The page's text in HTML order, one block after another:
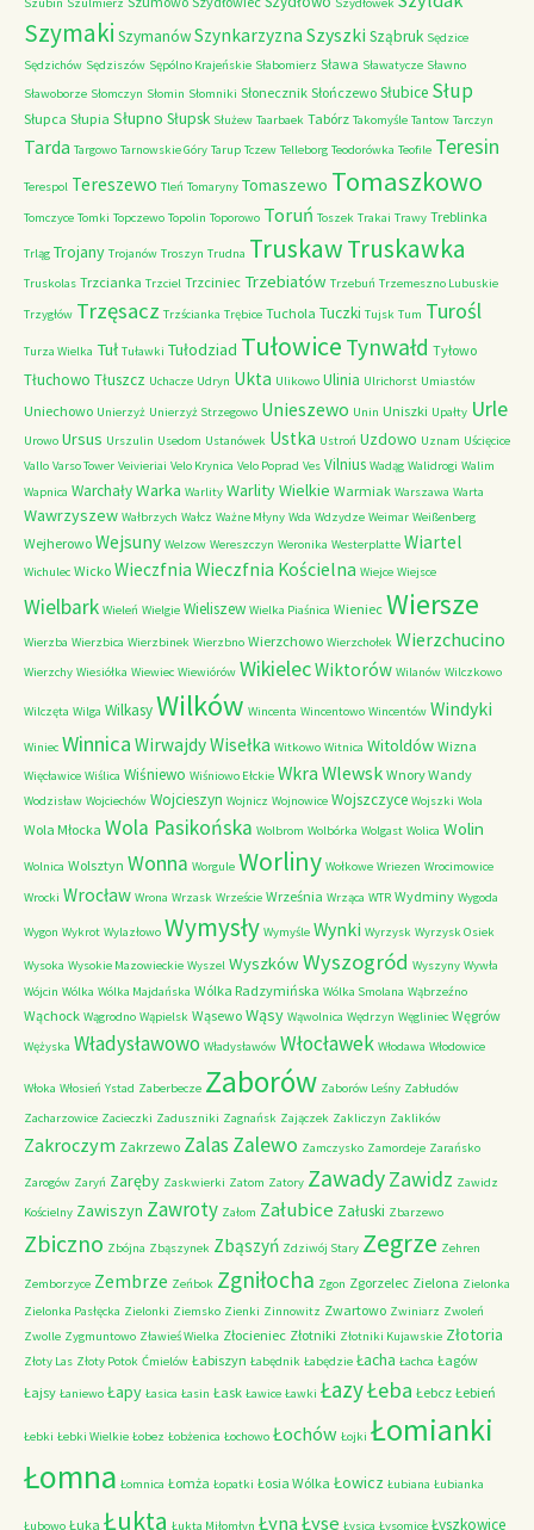
Szymaki SzymanówSzynkarzyzna Szyszki Sząbruk Sędzice
Sędzichów Sędziszów Sępólno Krajeńskie Słabomierz Sława Sławatycze Sławno
Sławoborze Słomczyn Słomin Słomniki Słonecznik Słończewo Słubice Słup
Słupca Słupia Słupno Słupsk Służew Taarbaek Tabórz Takomyśle Tantow Tarczyn
Tarda Targowo Tarnowskie Góry Tarup Tczew Telleborg Teodorówka Teofile Teresin
Terespol Tereszewo Tleń Tomaryny Tomaszewo Tomaszkowo
Tomczyce Tomki Topczewo Topolin Toporowo Toruń Toszek Trakai Trawy Treblinka
Trląg Trojany Trojanów Troszyn Trudna TruskawTruskawka
Truskolas Trzcianka Trzciel Trzciniec Trzebiatów Trzebuń Trzemeszno Lubuskie
Trzygłów Trzęsacz Trzścianka Trębice Tuchola Tuczki Tujsk Tum Turośl
Turza Wielka Tuł Tuławki Tułodziad Tułowice Tynwałd Tyłowo
Tłuchowo Tłuszcz Uchacze Udryn Ukta Ulikowo Ulinia Ulrichorst Umiastów
Uniechowo Unierzyż Unierzyż Strzegowo Unieszewo Unin Uniszki Upałty Urle
Urowo Ursus Urszulin Usedom Ustanówek Ustka Ustroń Uzdowo Uznam Uścięcice
Vallo Varso Tower Veivieriai Velo Krynica Velo Poprad Ves Vilnius Wadąg Walidrogi Walim
Wapnica WarchałyWarka Warlity Warlity Wielkie Warmiak Warszawa Warta
Wawrzyszew Wałbrzych Wałcz Ważne Młyny Wda Wdzydze Weimar Weißenberg
Wejherowo Wejsuny Welzow Wereszczyn Weronika Westerplatte Wiartel
Wichulec Wicko Wieczfnia Wieczfnia Kościelna Wiejce Wiejsce
Wielbark Wieleń Wielgie Wieliszew Wielka Piaśnica Wieniec Wiersze
Wierzba Wierzbica Wierzbinek Wierzbno Wierzchowo Wierzchołek Wierzchucino
Wierzchy Wiesiółka Wiewiec Wiewiórów WikielecWiktorów Wilanów Wilczkowo
Wilczęta Wilga WilkasyWilków Wincenta Wincentowo Wincentów Windyki
Winiec Winnica WirwajdyWisełka Witkowo Witnica Witoldów Wizna
Więcławice Wiślica Wiśniewo Wiśniowo Ełckie Wkra Wlewsk Wnory Wandy
Wodzisław Wojciechów Wojcieszyn Wojnicz Wojnowice Wojszczyce Wojszki Wola
Wola Młocka Wola Pasikońska Wolbrom Wolbórka Wolgast Wolica Wolin
Wolnica Wolsztyn Wonna Worgule Worliny Wołkowe Wriezen Wrocimowice
Wrocki Wrocław Wrona Wrzask Wrzeście Września Wrząca WTR Wydminy Wygoda
Wygon Wykrot Wylazłowo Wymysły Wymyśle Wynki Wyrzysk Wyrzysk Osiek
Wysoka Wysokie Mazowieckie Wyszel WyszkówWyszogród Wyszyny Wywła
Wójcin Wólka Wólka Majdańska Wólka Radzymińska Wólka Smolana Wąbrzeźno
Wąchock Wągrodno Wąpielsk Wąsewo Wąsy Wąwolnica Wędrzyn Węgliniec Węgrów
Wężyska Władysławowo Władysławów Włocławek Włodawa Włodowice
Włoka Włosień Ystad Zaberbecze Zaborów Zaborów Leśny Zabłudów
Zacharzowice Zacieczki Zaduszniki Zagnańsk Zajączek Zakliczyn Zaklików
Zakroczym Zakrzewo ZalasZalewo Zamczysko Zamordeje Zarańsko
Zarogów Zaryń Zaręby Zaskwierki Zatom Zatory ZawadyZawidz Zawidz
Kościelny Zawiszyn Zawroty Załom Załubice Załuski Zbarzewo
Zbiczno Zbójna Zbąszynek Zbąszyń Zdziwój Stary Zegrze Zehren
Zemborzyce Zembrze Zeńbok Zgniłocha Zgon Zgorzelec Zielona Zielonka
Zielonka Pasłęcka Zielonki Ziemsko Zienki Zinnowitz Zwartowo Zwiniarz Zwoleń
Zwolle Zygmuntowo Zławieś Wielka Złocieniec Złotniki Złotniki Kujawskie Złotoria
Złoty Las Złoty Potok Ćmielów Łabiszyn Łabędnik Łabędzie Łacha Łachca Łagów
Łajsy Łaniewo Łapy Łasica Łasin Łask Ławice Ławki ŁazyŁeba Łebcz Łebień
Łebki Łebki Wielkie Łobez Łobżenica Łochowo Łochów Łojki Łomianki
Łomna Łomnica Łomża Łopatki Łosia Wólka Łowicz Łubiana Łubianka
Łubowo Łuka Łukta Łukta Miłomłyn ŁynaŁyse Łysica Łysomice Łyszkowice